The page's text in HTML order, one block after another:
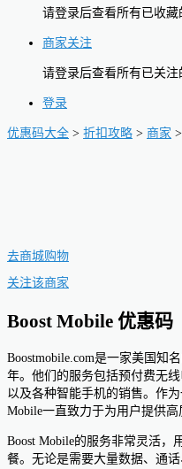
请登录后查看所有已收藏
商家关注
请登录后查看所有已关注
登录
优惠码大全 > 折扣攻略 > 商家 >
去商城购物
关注该商家
Boost Mobile 优惠码
Boostmobile.com是一家美国知
年。他们的服务包括预付费无
以及各种智能手机的销售。作
Mobile一直致力于为用户提供高
Boost Mobile的服务非常灵活，
餐。无论是需要大量数据、通